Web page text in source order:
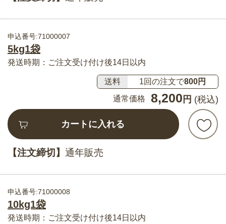
申込番号:71000007
5kg1袋
発送時期：ご注文受け付け後14日以内
送料 1回の注文で800円
通常価格
8,200 円 (税込)
カートに入れる
【注文締切】 通年販売
申込番号:71000008
10kg1袋
発送時期：ご注文受け付け後14日以内